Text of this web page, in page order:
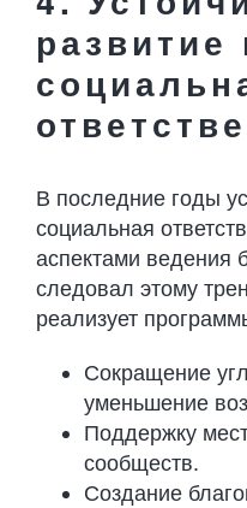
развитие
В последние годы
социальная
аспектами ведения
следовал этому
реализует
Сокращение
уменьшение
Поддержку
сообществ.
Создание